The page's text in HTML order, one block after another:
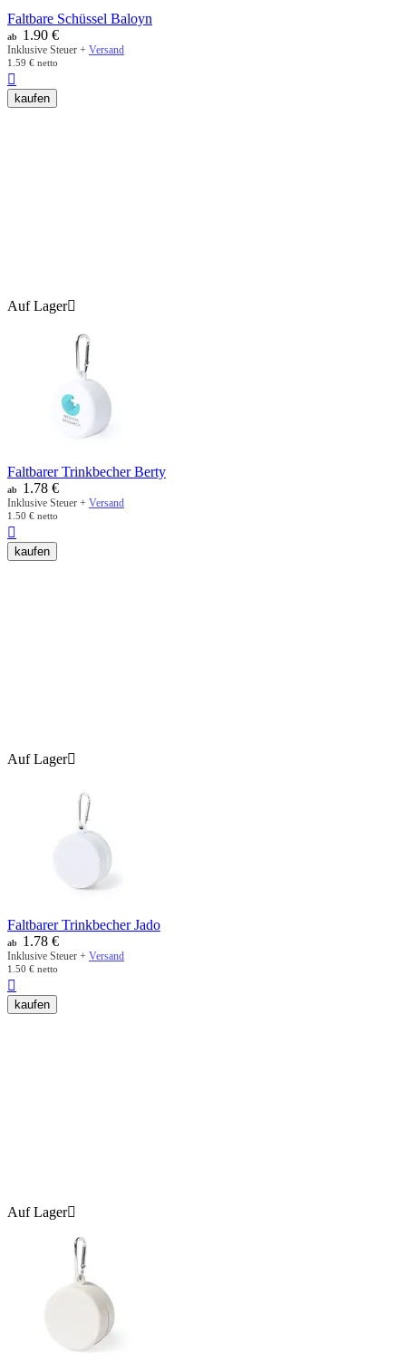
Faltbare Schüssel Baloyn
ab 1.90 €
Inklusive Steuer + Versand
1.59 € netto

kaufen
Auf Lager
Faltbarer Trinkbecher Berty
ab 1.78 €
Inklusive Steuer + Versand
1.50 € netto

kaufen
Auf Lager
Faltbarer Trinkbecher Jado
ab 1.78 €
Inklusive Steuer + Versand
1.50 € netto

kaufen
Auf Lager